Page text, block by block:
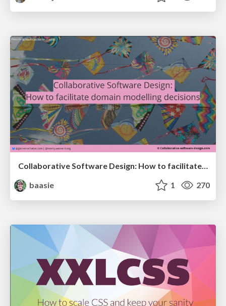
Collaborative Software Design: How to facilitate domain modelling decisions
baasie
1 270